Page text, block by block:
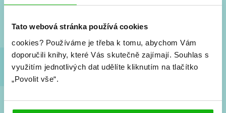
Tato webová stránka používá cookies
cookies? Používáme je třeba k tomu, abychom Vám
doporučili knihy, které Vás skutečně zajímají. Souhlas s
využitím jednotlivých dat udělíte kliknutím na tlačítko
„Povolit vše“.
a seriálové adaptace a další.
Souhlasím spodmínkami zpracování osobních údajů